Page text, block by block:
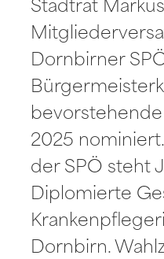
Stadtrat
Dornbirner
bevorstehende
2025
der SPÖ steht
Diplomierte
Dornbirn.